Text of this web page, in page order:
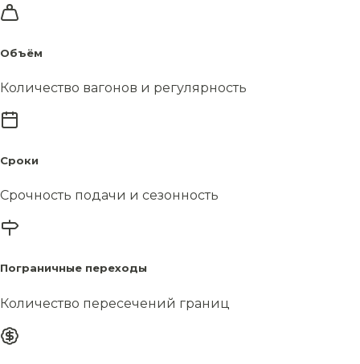
Объём
Количество вагонов и регулярность
Сроки
Срочность подачи и сезонность
Пограничные переходы
Количество пересечений границ